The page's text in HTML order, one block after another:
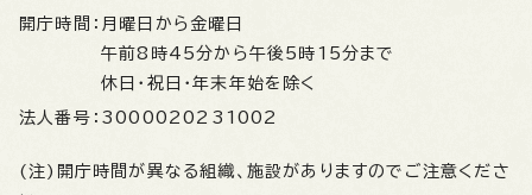
開庁時間： 月曜日から金曜日
午前8時45分から午後5時15分まで
休日・祝日・年末年始を除く
法人番号： 3000020231002
(注)開庁時間が異なる組織、施設がありますのでご注意くださ